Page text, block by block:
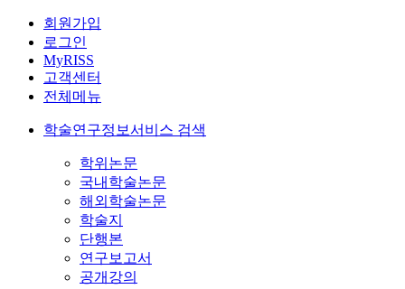
회원가입
로그인
MyRISS
고객센터
전체메뉴
학술연구정보서비스 검색
학위논문
국내학술논문
해외학술논문
학술지
단행본
연구보고서
공개강의